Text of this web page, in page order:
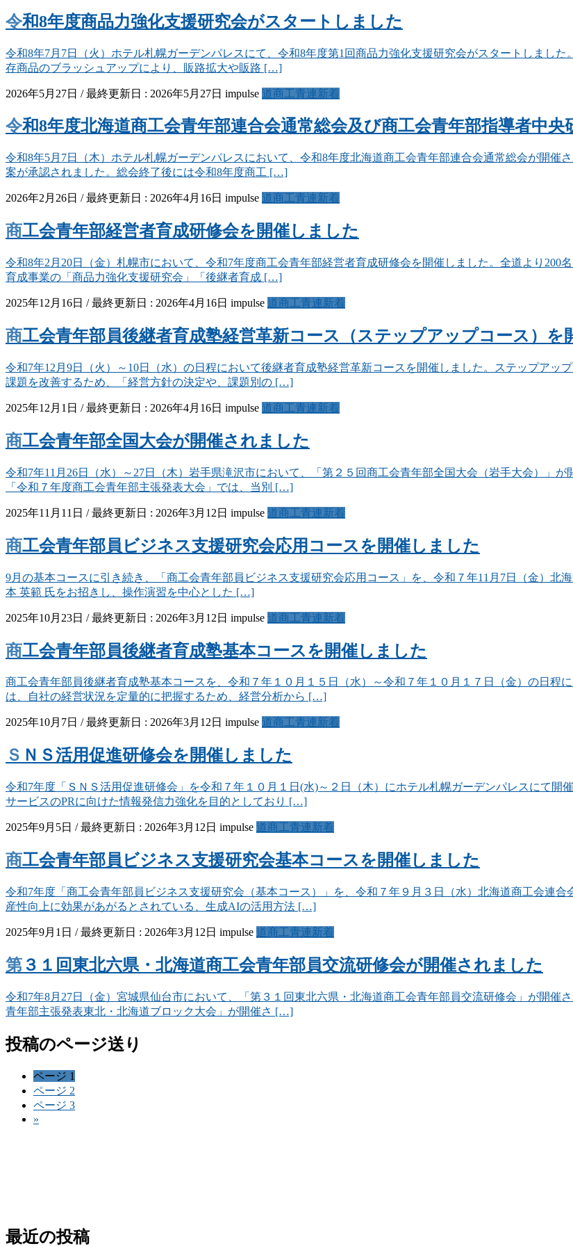
令和8年度商品力強化支援研究会がスタートしました
令和8年7月7日（火）ホテル札幌ガーデンパレスにて、令和8年度第1回商品力強化支援研究会がスタートしまし
存商品のブラッシュアップにより、販路拡大や販路 […]
2026年5月27日 / 最終更新日 : 2026年5月27日 impulse 道商工青連新着
令和8年度北海道商工会青年部連合会通常総会及び商工会青年部指導者中央
令和8年5月7日（木）ホテル札幌ガーデンパレスにおいて、令和8年度北海道商工会青年部連合会通常総会が開催
案が承認されました。総会終了後には令和8年度商工 […]
2026年2月26日 / 最終更新日 : 2026年4月16日 impulse 道商工青連新着
商工会青年部経営者育成研修会を開催しました
令和8年2月20日（金）札幌市において、令和7年度商工会青年部経営者育成研修会を開催しました。全道より
育成事業の「商品力強化支援研究会」「後継者育成 […]
2025年12月16日 / 最終更新日 : 2026年4月16日 impulse 道商工青連新着
商工会青年部員後継者育成塾経営革新コース（ステップアップコース）を
令和7年12月9日（火）～10日（水）の日程において後継者育成塾経営革新コースを開催しました。ステップア
課題を改善するため、「経営方針の決定や、課題別の […]
2025年12月1日 / 最終更新日 : 2026年4月16日 impulse 道商工青連新着
商工会青年部全国大会が開催されました
令和7年11月26日（水）～27日（木）岩手県滝沢市において、「第２５回商工会青年部全国大会（岩手大会）」
「令和７年度商工会青年部主張発表大会」では、当別 […]
2025年11月11日 / 最終更新日 : 2026年3月12日 impulse 道商工青連新着
商工会青年部員ビジネス支援研究会応用コースを開催しました
9月の基本コースに引き続き、「商工会青年部員ビジネス支援研究会応用コース」を、令和７年11月7日（金）北
本 英範 氏をお招きし、操作演習を中心とした […]
2025年10月23日 / 最終更新日 : 2026年3月12日 impulse 道商工青連新着
商工会青年部員後継者育成塾基本コースを開催しました
商工会青年部員後継者育成塾基本コースを、令和７年１０月１５日（水）～令和７年１０月１７日（金）の日程
は、自社の経営状況を定量的に把握するため、経営分析から […]
2025年10月7日 / 最終更新日 : 2026年3月12日 impulse 道商工青連新着
ＳＮＳ活用促進研修会を開催しました
令和7年度「ＳＮＳ活用促進研修会」を令和７年１０月１日(水)～２日（木）にホテル札幌ガーデンパレスにて開
サービスのPRに向けた情報発信力強化を目的としており […]
2025年9月5日 / 最終更新日 : 2026年3月12日 impulse 道商工青連新着
商工会青年部員ビジネス支援研究会基本コースを開催しました
令和7年度「商工会青年部員ビジネス支援研究会（基本コース）」を、令和７年９月３日（水）北海道商工会連
産性向上に効果があがるとされている、生成AIの活用方法 […]
2025年9月1日 / 最終更新日 : 2026年3月12日 impulse 道商工青連新着
第３１回東北六県・北海道商工会青年部員交流研修会が開催されました
令和7年8月27日（金）宮城県仙台市において、「第３１回東北六県・北海道商工会青年部員交流研修会」が開催
青年部主張発表東北・北海道ブロック大会」が開催さ […]
投稿のページ送り
ページ 1
ページ 2
ページ 3
»
最近の投稿